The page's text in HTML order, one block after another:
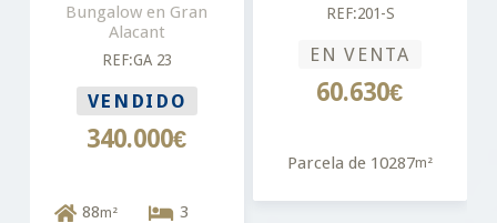
Bungalow en Gran
Alacant
REF:GA 23
VENDIDO
340.000€
88m²
3
REF:201-S
EN VENTA
60.630€
Parcela de 10287m²